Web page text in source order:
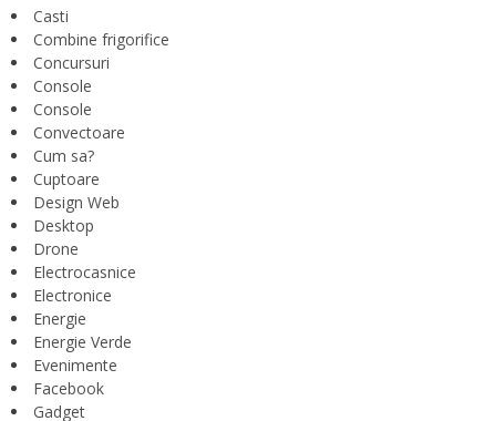
Casti
Combine frigorifice
Concursuri
Console
Console
Convectoare
Cum sa?
Cuptoare
Design Web
Desktop
Drone
Electrocasnice
Electronice
Energie
Energie Verde
Evenimente
Facebook
Gadget